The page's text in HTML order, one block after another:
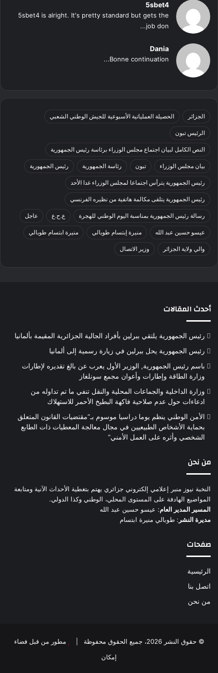
5sbet4
5sbet4 is alright. It's pretty standard but gets the
job don...
Dania
Bonne continuation...
الجزائر الحصيلة العملياتية الأسبوعية للجيش الوطني الشعبي
الرئيس تبون
النص الكامل لبيان اجتماع مجلس الوزراء برئاسة رئيس الجمهورية
بيان مجلس الوزراء تبون رئاسة الجمهورية رئيس الجمهورية
رئيس الجمهورية يترأس اجتماعا لمجلس الوزراء غدا الأحد
رئيس الجمهورية يتلقى مكالمة هاتفية من نظيره الفرنسي
رسالة رئيس الجمهورية بمناسبة اليوم الوطني للهجرة ع.ح.ع عاجل
عيسو حسين عبد الله منيرة إبتسام طوبالي منيرة ابتسام طوبالي
والي ولاية الجزائر وزير الاتصال
أحدث المقالات
رئيس الجمهورية يلتقي ببرلين بأفراد الجالية الجزائرية المقيمة بألمانيا
رئيس الجمهورية يحل ببرلين في زيارة رسمية إلى ألمانيا
باسم رئيس الجمهورية, الوزير الأول يعرب عن بالغ تقديره لإطارات
وزارة الطاقة وإطارات وأعوان مجمع سونلغاز
وزارة الداخلية والجماعات المحلية والنقل تنفي ما تم تداوله من
ادعاءات حول عدم صلاحية فاكهة البطيخ الأحمر للاستهلاك
الأمن الوطني ينظم يوما دراسيا موسوم بـ”مقتضيات القانون المتعلق
بحماية الأشخاص الطبيعيين في مجال معالجة المعطيات ذات الطابع
الشخصي وأثره على العمل الأمني”
من نحن
النخبة نيوز منبر إعلامي إلكتروني جزائري يهتم بتغطية الأحداث الآنية ومتابعة
المواضيع الهادفة على المستوى المحلي، الوطني وكذا الدولي.
المسير المدير العام: عيسو حسين عبد الله
مديرة النشر : طوبالي منيرة ابتسام
صفحات
الرئيسية
اتصل بنا
من نحن
© حقوق النشر 2026، جميع الحقوق محفوظة |
مطور من قبل فضاء
إمكان